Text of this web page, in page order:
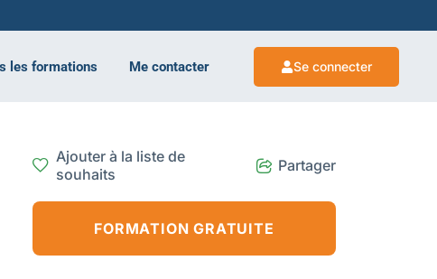
les formations Me contacter Se connecter
Ajouter à la liste de
souhaits
Partager
FORMATION GRATUITE